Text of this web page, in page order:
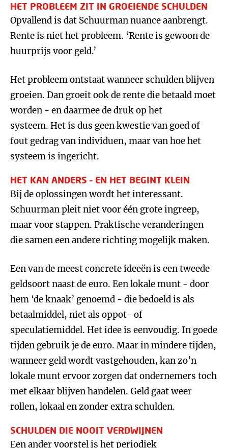
HET PROBLEEM ZIT IN GROEIENDE SCHULDEN
Opvallend is dat Schuurman nuance aanbrengt.
Rente is niet het probleem. ‘Rente is gewoon de
huurprijs voor geld.’
Het probleem ontstaat wanneer schulden blijven
groeien. Dan groeit ook de rente die betaald moet
worden - en daarmee de druk op het
systeem. Het is dus geen kwestie van goed of
fout gedrag van individuen, maar van hoe het
systeem is ingericht.
HET KAN ANDERS – EN HET BEGINT KLEIN
Bij de oplossingen wordt het interessant.
Schuurman pleit niet voor één grote ingreep,
maar voor stappen. Praktische veranderingen
die samen een andere richting mogelijk maken.
Een van de meest concrete ideeën is een tweede
geldsoort naast de euro. Een lokale munt - door
hem ‘de knaak’ genoemd - die bedoeld is als
betaalmiddel, niet als oppot- of
speculatiemiddel. Het idee is eenvoudig. In goede
tijden gebruik je de euro. Maar in mindere tijden,
wanneer geld wordt vastgehouden, kan zo’n
lokale munt ervoor zorgen dat ondernemers toch
met elkaar blijven handelen. Geld gaat weer
rollen, lokaal en zonder extra schulden.
SCHULDEN DIE NOOIT VERDWIJNEN
Een ander voorstel is het periodiek